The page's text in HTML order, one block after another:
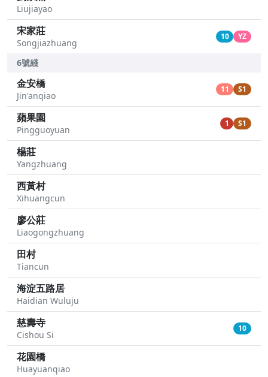
Liujiayao
宋家莊
Songjiazhuang
10 YZ
6號綫
金安橋
Jin'anqiao
11 S1
蘋果園
Pingguoyuan
1 S1
楊莊
Yangzhuang
西黃村
Xihuangcun
廖公莊
Liaogongzhuang
田村
Tiancun
海淀五路居
Haidian Wuluju
慈壽寺
Cishou Si
10
花園橋
Huayuanqiao